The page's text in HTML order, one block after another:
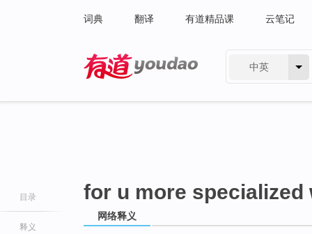
词典 翻译 有道精品课 云笔记
中英
目录
释义
for u more specialized
网络释义